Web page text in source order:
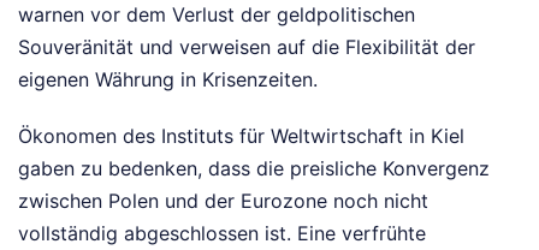
warnen vor dem Verlust der geldpolitischen
Souveränität und verweisen auf die Flexibilität der
eigenen Währung in Krisenzeiten.
Ökonomen des Instituts für Weltwirtschaft in Kiel
gaben zu bedenken, dass die preisliche Konvergenz
zwischen Polen und der Eurozone noch nicht
vollständig abgeschlossen ist. Eine verfrühte